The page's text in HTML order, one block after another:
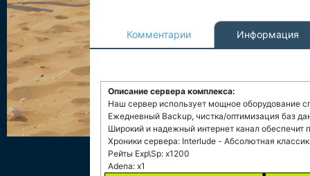
Комментарии Информация
Описание сервера комплекса:
Наш сервер использует мощное оборудование
Ежедневный Backup, чистка/оптимизация баз
Широкий и надежный интернет канал обеспечит
Хроники сервера: Interlude - Абсолютная
Рейты Exp\Sp: x1200
Adena: x1